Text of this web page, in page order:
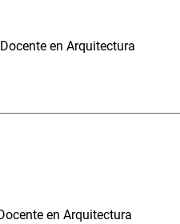
en Arquitectura
en Arquitectura